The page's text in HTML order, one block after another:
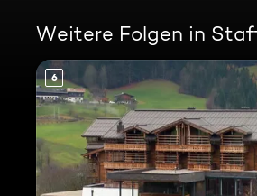
Weitere Folgen in
6